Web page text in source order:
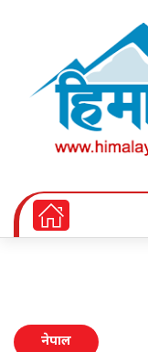
नेपाल